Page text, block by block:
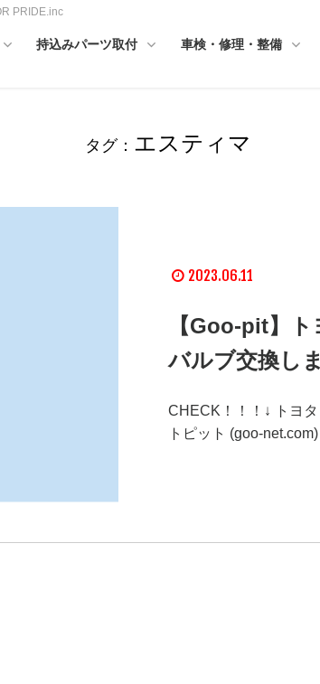
PRIDE.inc
持込みパーツ取付 車検・修理・整備
タグ： エスティマ
2023.06.11
【Goo-pit】
バルブ交換し
CHECK！！！↓ トヨ
トピット (goo-net.com)